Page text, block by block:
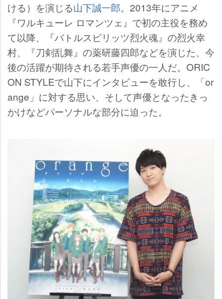
ける）を演じる山下誠一郎。2013年にアニメ
『ワルキューレ ロマンツェ』で初の主役を務め
て以降、『バトルスピリッツ烈火魂』の烈火幸
村、『刀剣乱舞』の薬研藤四郎などを演じた、今
後の活躍が期待される若手声優の一人だ。ORIC
ON STYLEで山下にインタビューを敢行し、「or
ange」に対する思い、そして声優となったきっ
かけなどパーソナルな部分に迫った。